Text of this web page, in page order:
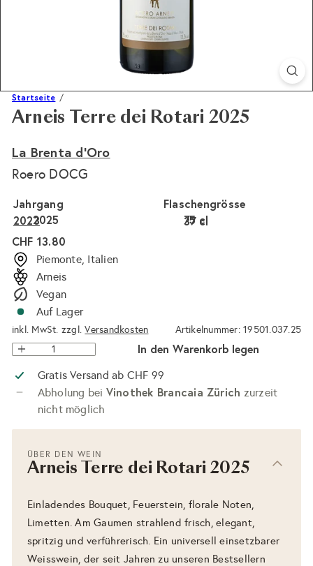
Startseite
Arneis Terre dei Rotari 2025
La Brenta d'Oro
Roero DOCG
Flaschengrösse
75 cl
37 cl
Jahrgang
2025
2023
Normaler
Preis
CHF 13.80
Piemonte, Italien
Arneis
Vegan
Auf Lager
inkl. MwSt. zzgl.Versandkosten Artikelnummer: 19501.037.25
In den Warenkorb legen
Gratis Versand ab CHF 99
Abholung bei Vinothek Brancaia Zürich zurzeit
nicht möglich
ÜBER DEN WEIN
Arneis Terre dei Rotari 2025
Einladendes Bouquet, Feuerstein, florale Noten,
Limetten. Am Gaumen strahlend frisch, elegant,
spritzig und verführerisch. Ein universell einsetzbarer
Weisswein, der seit Jahren zu unseren Bestsellern